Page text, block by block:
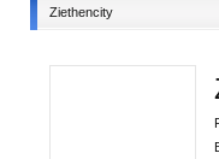
Ziethencity